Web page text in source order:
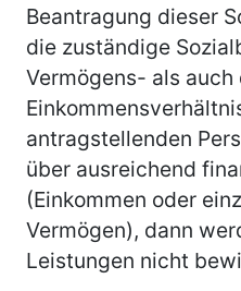
Beantragung dieser
die zuständige
Vermögens- als auch
antragstellenden
über ausreichend
(Einkommen oder
Vermögen), dann
Leistungen nicht